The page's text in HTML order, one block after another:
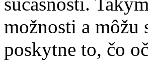
možnosti a
poskytne to, čo